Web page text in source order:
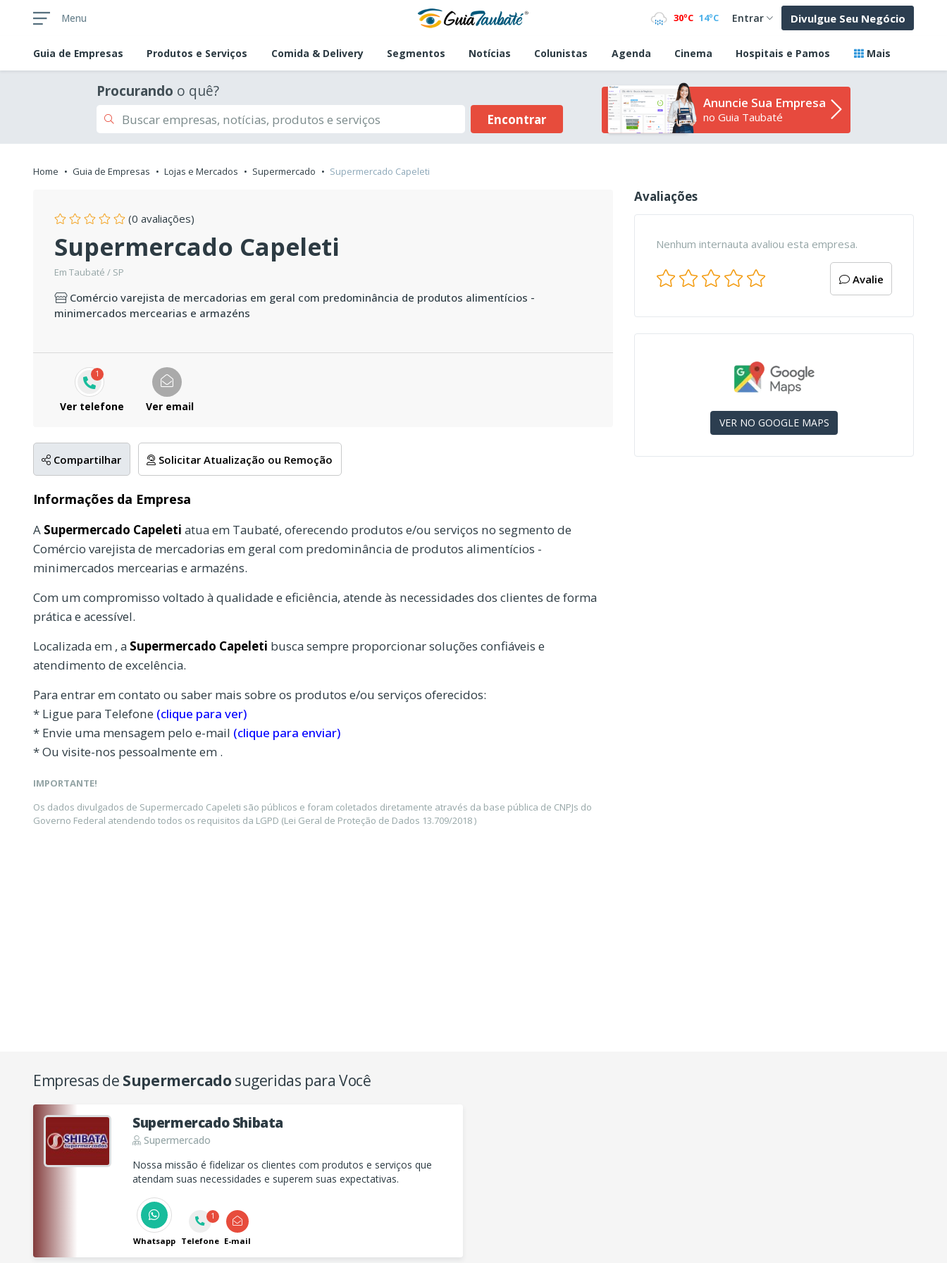
Menu 30ºC 14ºC Entrar Divulgue Seu Negócio
Guia de Empresas Produtos e Serviços Comida & Delivery Segmentos Notícias Colunistas Agenda Cinema Hospitais e Pamos Mais
Procurando o quê?
Encontrar
Anuncie Sua Empresa
no Guia Taubaté
Home Guia de Empresas Lojas e Mercados Supermercado Supermercado Capeleti
(0 avaliações)
Supermercado Capeleti
Em Taubaté / SP
Comércio varejista de mercadorias em geral com predominância de produtos alimentícios -
minimercados mercearias e armazéns
1
Ver telefone Ver email
Compartilhar Solicitar Atualização ou Remoção
Informações da Empresa
A Supermercado Capeleti atua em Taubaté, oferecendo produtos e/ou serviços no segmento de
Comércio varejista de mercadorias em geral com predominância de produtos alimentícios -
minimercados mercearias e armazéns.
Com um compromisso voltado à qualidade e eficiência, atende às necessidades dos clientes de forma
prática e acessível.
Localizada em , a Supermercado Capeleti busca sempre proporcionar soluções confiáveis e
atendimento de excelência.
Para entrar em contato ou saber mais sobre os produtos e/ou serviços oferecidos:
* Ligue para Telefone (clique para ver)
* Envie uma mensagem pelo e-mail (clique para enviar)
* Ou visite-nos pessoalmente em .
IMPORTANTE!
Os dados divulgados de Supermercado Capeleti são públicos e foram coletados diretamente através da base pública de CNPJs do
Governo Federal atendendo todos os requisitos da LGPD (Lei Geral de Proteção de Dados 13.709/2018 )
Avaliações
Nenhum internauta avaliou esta empresa.
Avalie
VER NO GOOGLE MAPS
Empresas de Supermercadosugeridas para Você
Supermercado Shibata
Supermercado
Nossa missão é fidelizar os clientes com produtos e serviços que
atendam suas necessidades e superem suas expectativas.
Whatsapp
1
Telefone E-mail